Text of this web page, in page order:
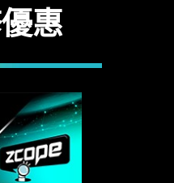
惠